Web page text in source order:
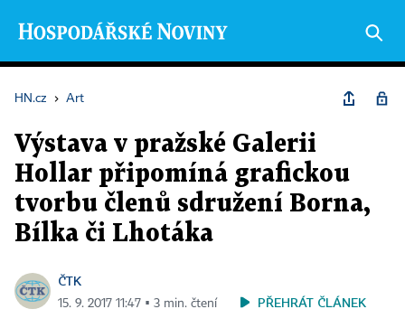
HN.cz › Art
Výstava v pražské Galerii
Hollar připomíná grafickou
tvorbu členů sdružení Borna,
Bílka či Lhotáka
ČTK
15. 9. 2017 11:47 ▪ 3 min. čtení PŘEHRÁT ČLÁNEK